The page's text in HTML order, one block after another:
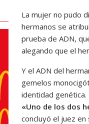
La mujer no pudo
hermanos se
prueba de ADN,
alegando que el
Y el ADN del
gemelos
identidad genética.
«Uno de los dos
concluyó el juez en